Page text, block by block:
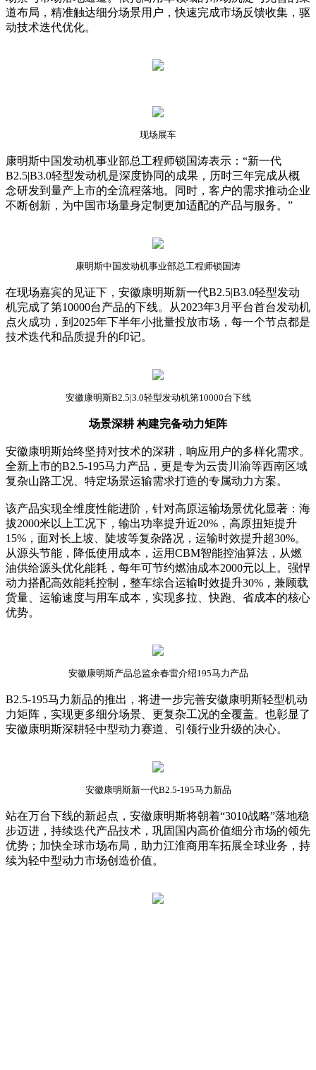
道布局，精准触达细分场景用户，快速完成市场反馈收集，驱
动技术迭代优化。
现场展车
康明斯中国发动机事业部总工程师锁国涛表示：“新一代
B2.5|B3.0轻型发动机是深度协同的成果，历时三年完成从概
念研发到量产上市的全流程落地。同时，客户的需求推动企业
不断创新，为中国市场量身定制更加适配的产品与服务。”
康明斯中国发动机事业部总工程师锁国涛
在现场嘉宾的见证下，安徽康明斯新一代B2.5|B3.0轻型发动
机完成了第10000台产品的下线。从2023年3月平台首台发动机
点火成功，到2025年下半年小批量投放市场，每一个节点都是
技术迭代和品质提升的印记。
安徽康明斯B2.5|3.0轻型发动机第10000台下线
场景深耕 构建完备动力矩阵
安徽康明斯始终坚持对技术的深耕，响应用户的多样化需求。
全新上市的B2.5-195马力产品，更是专为云贵川渝等西南区域
复杂山路工况、特定场景运输需求打造的专属动力方案。
该产品实现全维度性能进阶，针对高原运输场景优化显著：海
拔2000米以上工况下，输出功率提升近20%，高原扭矩提升
15%，面对长上坡、陡坡等复杂路况，运输时效提升超30%。
从源头节能，降低使用成本，运用CBM智能控油算法，从燃
油供给源头优化能耗，每年可节约燃油成本2000元以上。强悍
动力搭配高效能耗控制，整车综合运输时效提升30%，兼顾载
货量、运输速度与用车成本，实现多拉、快跑、省成本的核心
优势。
安徽康明斯产品总监余春雷介绍195马力产品
B2.5-195马力新品的推出，将进一步完善安徽康明斯轻型机动
力矩阵，实现更多细分场景、更复杂工况的全覆盖。也彰显了
安徽康明斯深耕轻中型动力赛道、引领行业升级的决心。
安徽康明斯新一代B2.5-195马力新品
站在万台下线的新起点，安徽康明斯将朝着“3010战略”落地稳
步迈进，持续迭代产品技术，巩固国内高价值细分市场的领先
优势；加快全球市场布局，助力江淮商用车拓展全球业务，持
续为轻中型动力市场创造价值。